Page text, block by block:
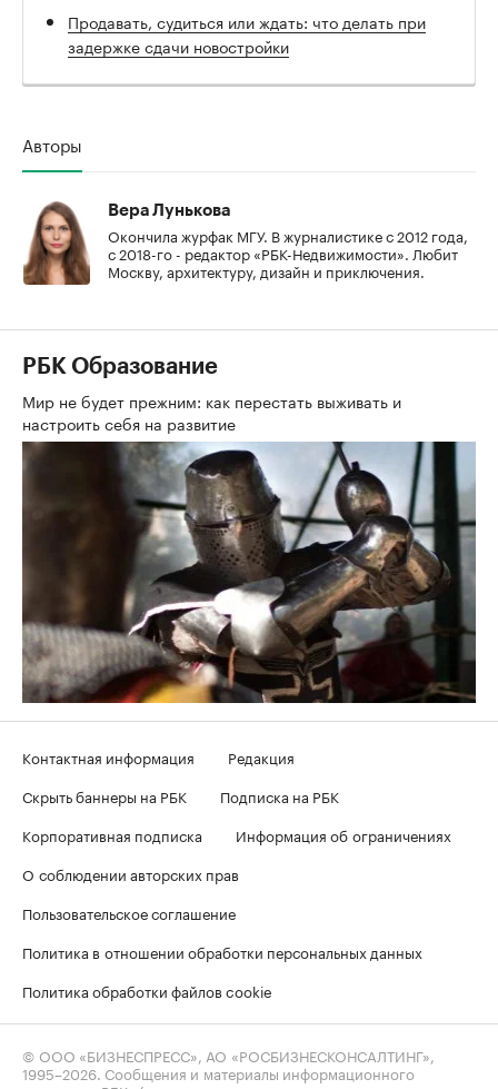
Продавать, судиться или ждать: что делать при
задержке сдачи новостройки
Авторы
Вера Лунькова
Окончила журфак МГУ. В журналистике с 2012 года,
с 2018-го - редактор «РБК-Недвижимости». Любит
Москву, архитектуру, дизайн и приключения.
РБК Образование
Мир не будет прежним: как перестать выживать и
настроить себя на развитие
Контактная информация
Редакция
Скрыть баннеры на РБК
Подписка на РБК
Корпоративная подписка
Информация об ограничениях
О соблюдении авторских прав
Пользовательское соглашение
Политика в отношении обработки персональных данных
Политика обработки файлов cookie
© ООО «БИЗНЕСПРЕСС», АО «РОСБИЗНЕСКОНСАЛТИНГ»,
1995–2026 . Сообщения и материалы информационного